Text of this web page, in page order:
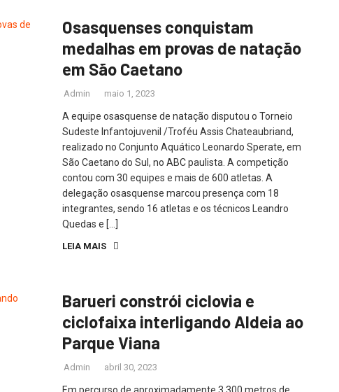
Osasquenses conquistam
medalhas em provas de natação
em São Caetano
Admin maio 1, 2023
A equipe osasquense de natação disputou o Torneio
Sudeste Infantojuvenil /Troféu Assis Chateaubriand,
realizado no Conjunto Aquático Leonardo Sperate, em
São Caetano do Sul, no ABC paulista. A competição
contou com 30 equipes e mais de 600 atletas. A
delegação osasquense marcou presença com 18
integrantes, sendo 16 atletas e os técnicos Leandro
Quedas e […]
LEIA MAIS
Barueri constrói ciclovia e
ciclofaixa interligando Aldeia ao
Parque Viana
Admin abril 30, 2023